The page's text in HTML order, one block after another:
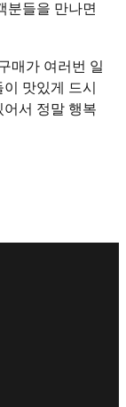
분들을 만나면
매가 여러번 일
맛있게 드시
서 정말 행복